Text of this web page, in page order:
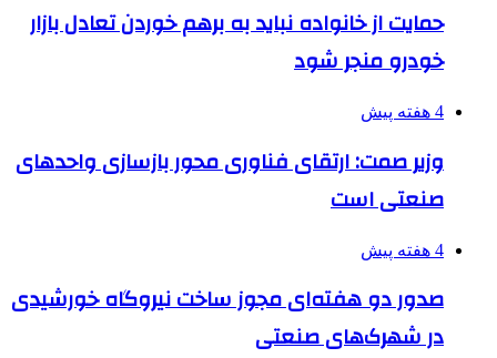
حمایت از خانواده نباید به برهم خوردن تعادل بازار
خودرو منجر شود
4 هفته پیش
وزیر صمت: ارتقای فناوری محور بازسازی واحدهای
صنعتی است
4 هفته پیش
صدور دو هفته‌ای مجوز ساخت نیروگاه خورشیدی
در شهرک‌های صنعتی